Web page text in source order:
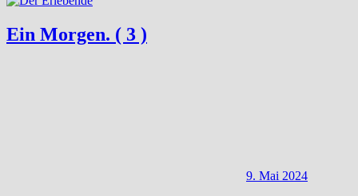
Ein Morgen. ( 3 )
9. Mai 2024